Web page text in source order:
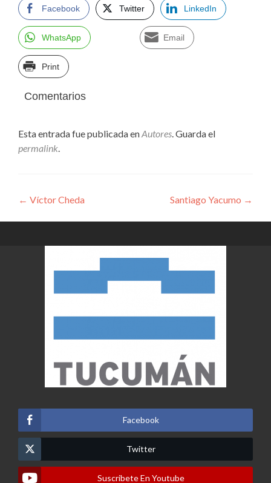
Facebook Twitter LinkedIn
WhatsApp Email
Print
Comentarios
Esta entrada fue publicada enAutores. Guarda el
permalink.
Navegación
de
entradas
← Víctor Cheda Santiago Yacumo →
Facebook
Twitter
Suscribete En Youtube